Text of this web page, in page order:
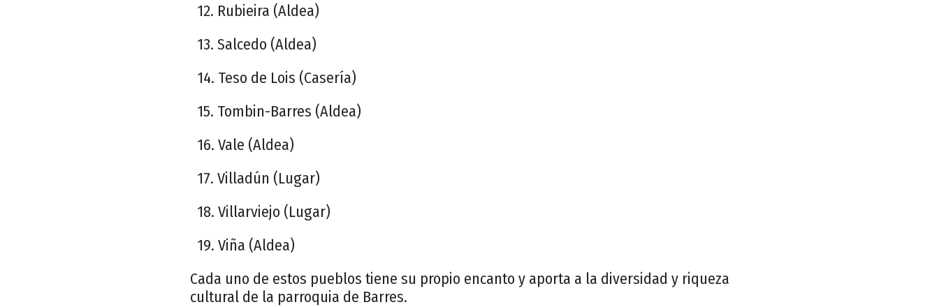
12. Rubieira (Aldea)
13. Salcedo (Aldea)
14. Teso de Lois (Casería)
15. Tombin-Barres (Aldea)
16. Vale (Aldea)
17. Villadún (Lugar)
18. Villarviejo (Lugar)
19. Viña (Aldea)
Cada uno de estos pueblos tiene su propio encanto y aporta a la diversidad y riqueza
cultural de la parroquia de Barres.